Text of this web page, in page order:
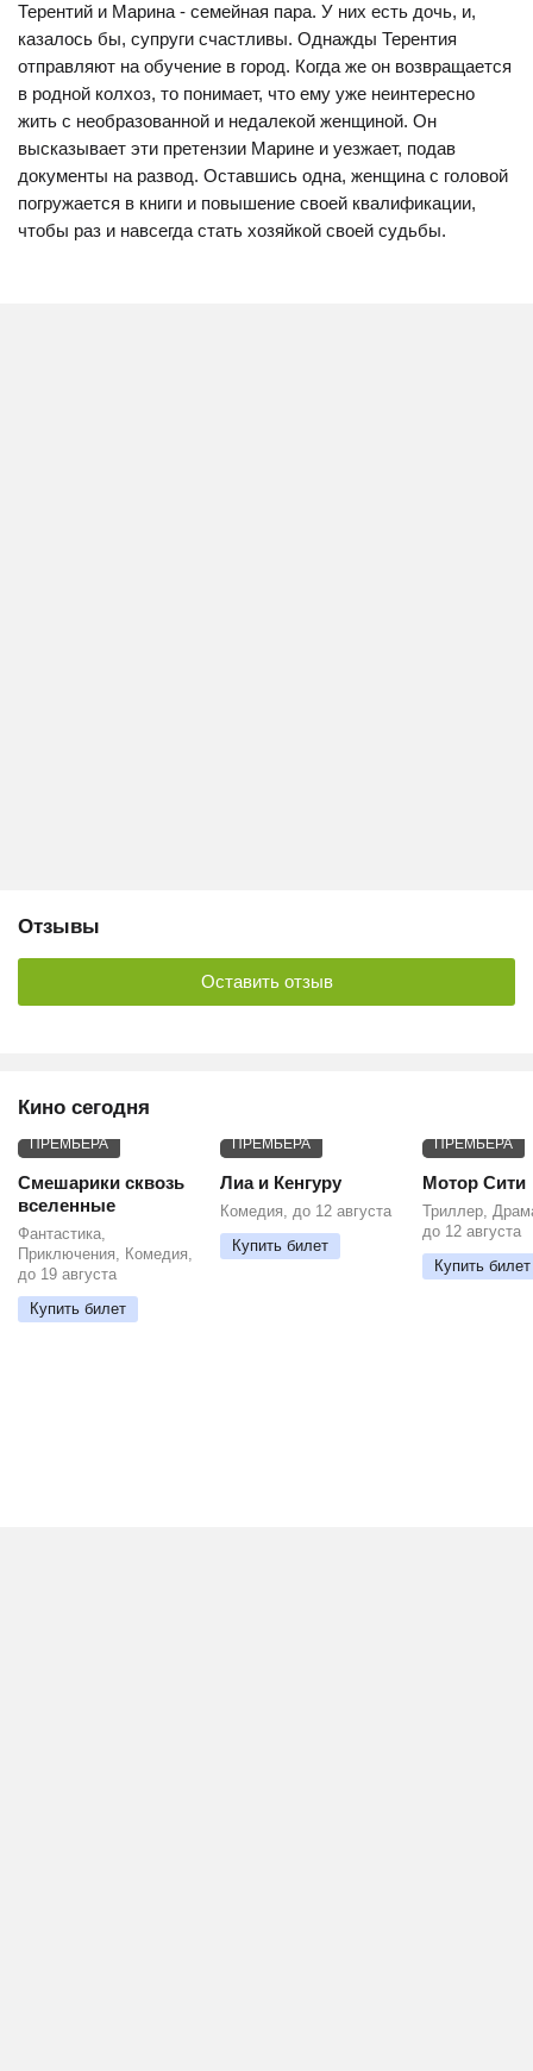
Терентий и Марина - семейная пара. У них есть дочь, и,
казалось бы, супруги счастливы. Однажды Терентия
отправляют на обучение в город. Когда же он возвращается
в родной колхоз, то понимает, что ему уже неинтересно
жить с необразованной и недалекой женщиной. Он
высказывает эти претензии Марине и уезжает, подав
документы на развод. Оставшись одна, женщина с головой
погружается в книги и повышение своей квалификации,
чтобы раз и навсегда стать хозяйкой своей судьбы.
Отзывы
Оставить отзыв
Кино сегодня
ПРЕМЬЕРА
Смешарики сквозь
вселенные
Фантастика,
Приключения, Комедия,
до 19 августа
Купить билет
ПРЕМЬЕРА
Лиа и Кенгуру
Комедия, до 12 августа
Купить билет
ПРЕМЬЕРА
Мотор Сити
Триллер,
до 12 августа
Купить билет